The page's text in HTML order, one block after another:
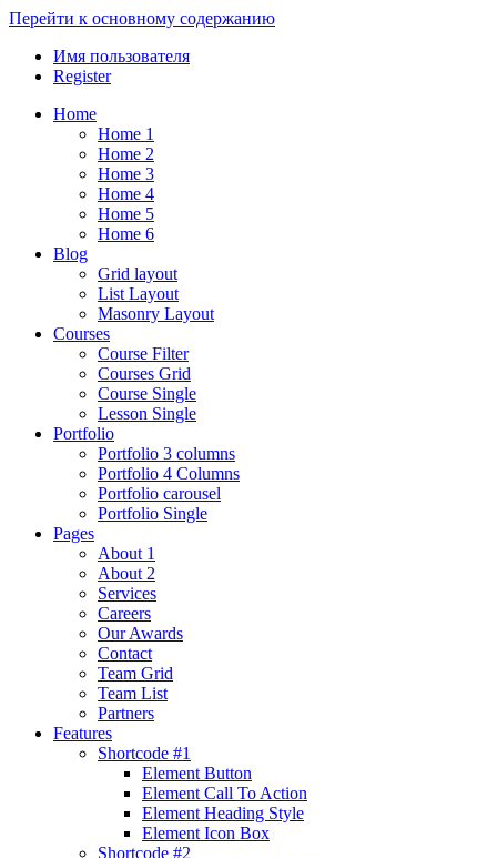
Перейти к основному содержанию
Имя пользователя
Register
Home
Home 1
Home 2
Home 3
Home 4
Home 5
Home 6
Blog
Grid layout
List Layout
Masonry Layout
Courses
Course Filter
Courses Grid
Course Single
Lesson Single
Portfolio
Portfolio 3 columns
Portfolio 4 Columns
Portfolio carousel
Portfolio Single
Pages
About 1
About 2
Services
Careers
Our Awards
Contact
Team Grid
Team List
Partners
Features
Shortcode #1
Element Button
Element Call To Action
Element Heading Style
Element Icon Box
Shortcode #2